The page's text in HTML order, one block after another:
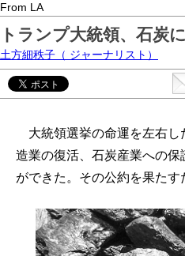
From LA
トランプ大統領、石炭
土方細秩子 （ ジャーナリスト）
大統領選挙の命運を左右し
造業の復活、石炭産業への
ができた。その公約を果たす